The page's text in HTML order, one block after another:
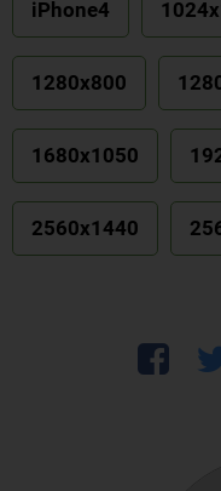
iPhone4
1280x800
1680x1050
2560x1440